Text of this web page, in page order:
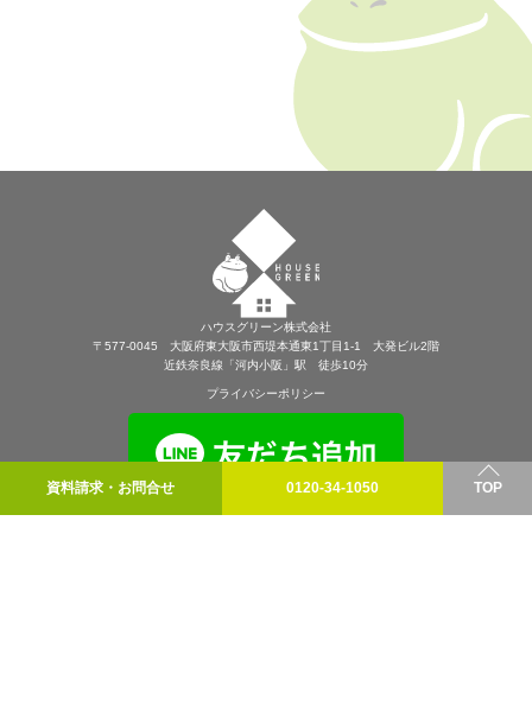
資料請求・お問合せ 0120-34-1050 TOP
ハウスグリーン株式会社
〒577-0045 大阪府東大阪市西堤本通東1丁目1-1 大発ビル2階
近鉄奈良線「河内小阪」駅 徒歩10分
プライバシーポリシー